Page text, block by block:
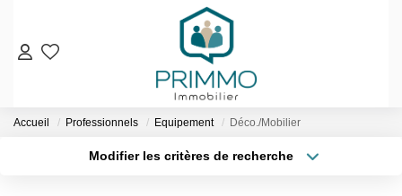
VENTES
Nos Biens En Vente
Nos Biens Vendus
Accueil Professionnels Equipement Déco./Mobilier
Modifier les critères de recherche